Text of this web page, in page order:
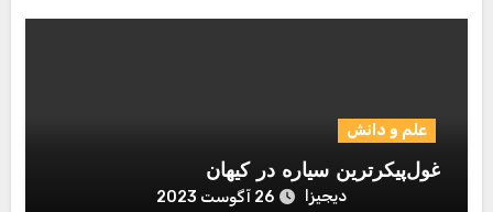
علم و دانش
غول‌پیکرترین سیاره در کیهان
دیجیزا 26 آگوست 2023